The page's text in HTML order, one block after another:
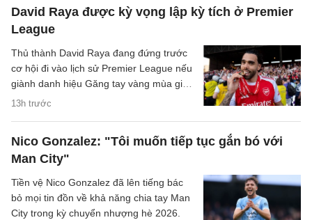
David Raya được kỳ vọng lập kỳ tích ở Premier
League
13h trước
Thủ thành David Raya đang đứng trước
cơ hội đi vào lịch sử Premier League nếu
giành danh hiệu Găng tay vàng mùa giải
2026/27.
Nico Gonzalez: "Tôi muốn tiếp tục gắn bó với
Man City"
Tiền vệ Nico Gonzalez đã lên tiếng bác
bỏ mọi tin đồn về khả năng chia tay Man
City trong kỳ chuyển nhượng hè 2026.